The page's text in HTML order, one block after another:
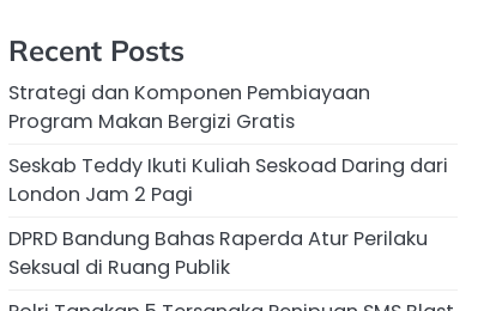
Recent Posts
Strategi dan Komponen Pembiayaan
Program Makan Bergizi Gratis
Seskab Teddy Ikuti Kuliah Seskoad Daring dari
London Jam 2 Pagi
DPRD Bandung Bahas Raperda Atur Perilaku
Seksual di Ruang Publik